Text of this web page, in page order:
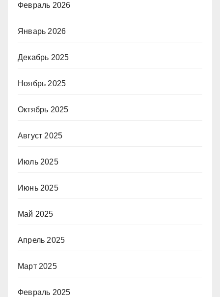
Февраль 2026
Январь 2026
Декабрь 2025
Ноябрь 2025
Октябрь 2025
Август 2025
Июль 2025
Июнь 2025
Май 2025
Апрель 2025
Март 2025
Февраль 2025